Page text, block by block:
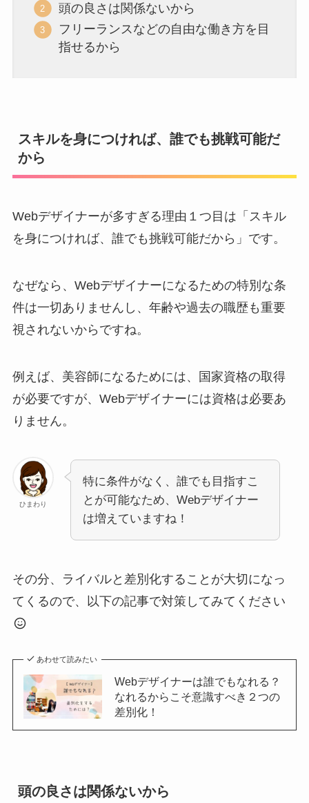
頭の良さは関係ないから
フリーランスなどの自由な働き方を目
指せるから
スキルを身につければ、誰でも挑戦可能だ
から
Webデザイナーが多すぎる理由１つ目は「スキル
を身につければ、誰でも挑戦可能だから」です。
なぜなら、Webデザイナーになるための特別な条
件は一切ありませんし、年齢や過去の職歴も重要
視されないからですね。
例えば、美容師になるためには、国家資格の取得
が必要ですが、Webデザイナーには資格は必要あ
りません。
ひまわり
特に条件がなく、誰でも目指すこ
とが可能なため、Webデザイナー
は増えていますね！
その分、ライバルと差別化することが大切になっ
てくるので、以下の記事で対策してみてください
あわせて読みたい
Webデザイナーは誰でもなれる？
なれるからこそ意識すべき２つの
差別化！
頭の良さは関係ないから